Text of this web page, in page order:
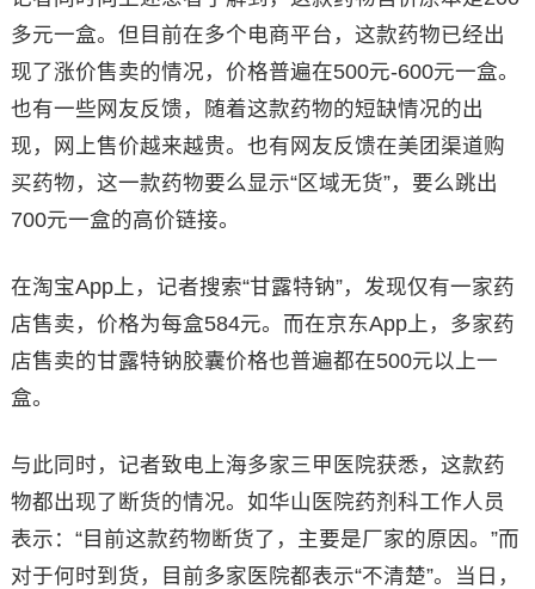
多元一盒。但目前在多个电商平台，这款药物已经出
现了涨价售卖的情况，价格普遍在500元-600元一盒。
也有一些网友反馈，随着这款药物的短缺情况的出
现，网上售价越来越贵。也有网友反馈在美团渠道购
买药物，这一款药物要么显示“区域无货”，要么跳出
700元一盒的高价链接。
在淘宝App上，记者搜索“甘露特钠”，发现仅有一家药
店售卖，价格为每盒584元。而在京东App上，多家药
店售卖的甘露特钠胶囊价格也普遍都在500元以上一
盒。
与此同时，记者致电上海多家三甲医院获悉，这款药
物都出现了断货的情况。如华山医院药剂科工作人员
表示：“目前这款药物断货了，主要是厂家的原因。”而
对于何时到货，目前多家医院都表示“不清楚”。当日，